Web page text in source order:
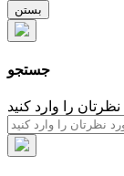
بستن
جستجو